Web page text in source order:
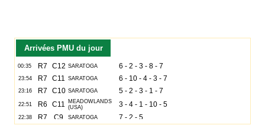
Arrivées PMU du jour